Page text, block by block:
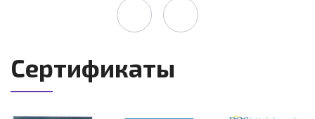
Сертификаты